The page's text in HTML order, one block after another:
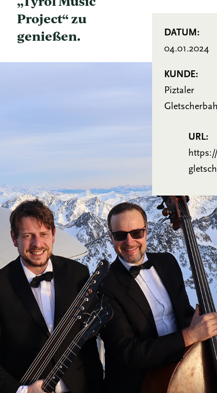
Project“ zu
genießen.
DATUM:
04.01.2024
KUNDE:
Piztaler
URL: